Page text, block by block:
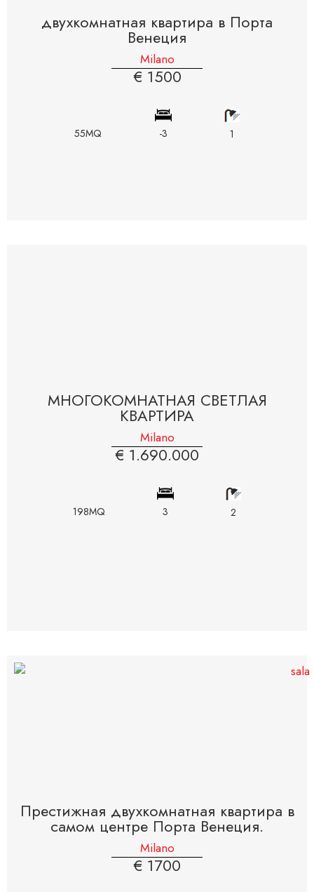
двухкомнатная квартира в Порта
Венеция
Milano
€ 1500
55MQ -3 1
МНОГОКОМНАТНАЯ СВЕТЛАЯ
КВАРТИРА
Milano
€ 1.690.000
198MQ 3 2
Престижная двухкомнатная квартира в
самом центре Порта Венеция.
Milano
€ 1700